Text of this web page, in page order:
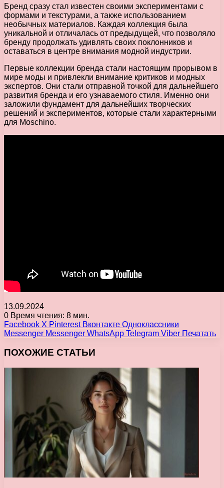
Бренд сразу стал известен своими экспериментами с
формами и текстурами, а также использованием
необычных материалов. Каждая коллекция была
уникальной и отличалась от предыдущей, что позволяло
бренду продолжать удивлять своих поклонников и
оставаться в центре внимания модной индустрии.
Первые коллекции бренда стали настоящим прорывом в
мире моды и привлекли внимание критиков и модных
экспертов. Они стали отправной точкой для дальнейшего
развития бренда и его узнаваемого стиля. Именно они
заложили фундамент для дальнейших творческих
решений и экспериментов, которые стали характерными
для Moschino.
13.09.2024
0 Время чтения: 8 мин.
Facebook X Pinterest Вконтакте Одноклассники
Messenger Messenger WhatsApp Telegram Viber Печатать
ПОХОЖИЕ СТАТЬИ